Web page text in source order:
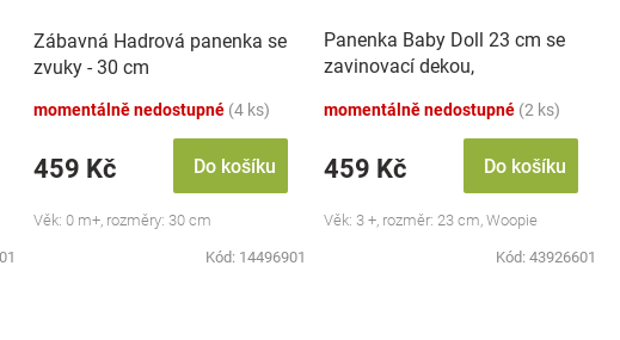
Zábavná Hadrová panenka se
zvuky - 30 cm
momentálně nedostupné (4 ks)
459 Kč Do košíku
Věk: 0 m+, rozměry: 30 cm
Kód: 14496901
Panenka Baby Doll 23 cm se
zavinovací dekou,
momentálně nedostupné (2 ks)
459 Kč Do košíku
Věk: 3 +, rozměr: 23 cm, Woopie
Kód: 43926601